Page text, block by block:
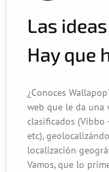
Las
Hay que
¿Conoces
web que le da una
clasificados (Vibbo
etc),
localización
Vamos, que lo